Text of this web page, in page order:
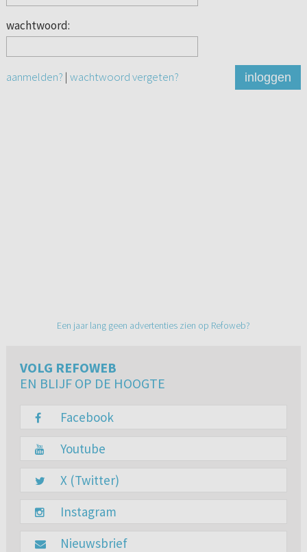
wachtwoord:
aanmelden? | wachtwoord vergeten? inloggen
Een jaar lang geen advertenties zien op Refoweb?
VOLG REFOWEB
EN BLIJF OP DE HOOGTE
Facebook
Youtube
X (Twitter)
Instagram
Nieuwsbrief